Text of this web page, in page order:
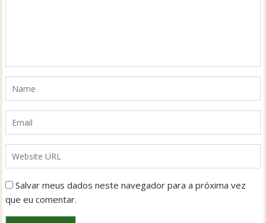
Salvar meus dados neste navegador para a próxima vez
que eu comentar.